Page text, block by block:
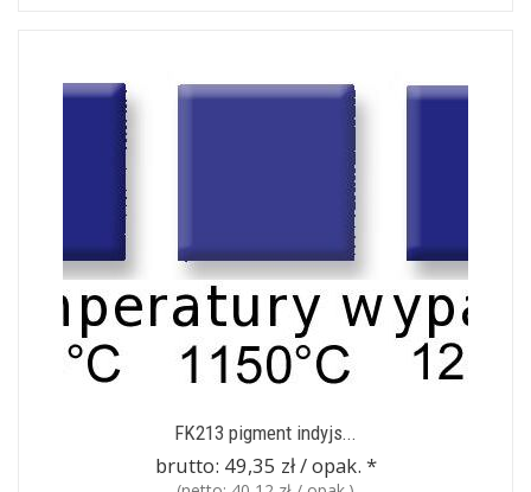
FK213 pigment indyjs...
brutto: 49,35 zł / opak. *